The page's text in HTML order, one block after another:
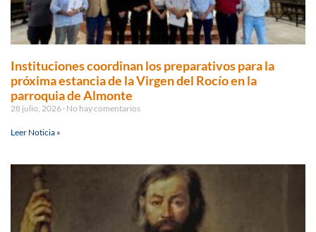
Instituciones coordinan los preparativos para la
próxima estancia de la Virgen del Rocío en la
parroquia de Almonte
28 julio, 2026 No hay comentarios
Leer Noticia »